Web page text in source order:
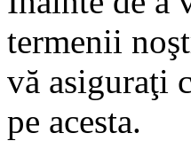
termenii
vă asiguraţi
pe acesta.